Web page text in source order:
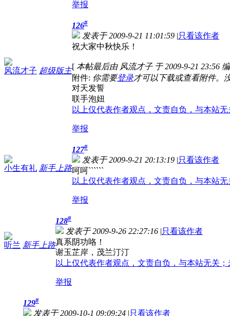
举报
风流才子 超级版主
126#
发表于 2009-9-21 11:01:59 |只看该作者
祝大家中秋快乐！
[ 本帖最后由 风流才子 于 2009-9-21 23:56
附件: 你需要登录才可以下载或查看附件。
对天发誓
联手泡妞
以上仅代表作者观点，文责自负，与本站
举报
小生有礼 新手上路
127#
发表于 2009-9-21 20:13:19 |只看该作者
呵呵``````
以上仅代表作者观点，文责自负，与本站
举报
听兰 新手上路
128#
发表于 2009-9-26 22:27:16 |只看该作者
真系阴功咯！
谢玉芷岸，茂兰汀汀
以上仅代表作者观点，文责自负，与本站无关
举报
129#
发表于 2009-10-1 09:09:24 |只看该作者